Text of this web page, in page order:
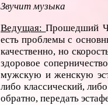
Звучит музыка
Ведущая:Прошедший
есть проблемы с
качественно, но
здоровое
мужскую и женскую
либо классический,
обратно, передать